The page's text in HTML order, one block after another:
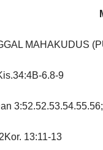
MAHAKUDUS
6.8-9
3:52.52.53.54.55.56;
13:11-13